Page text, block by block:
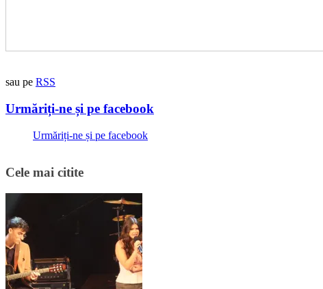
sau pe RSS
Urmăriți-ne și pe facebook
Urmăriți-ne și pe facebook
Cele mai citite